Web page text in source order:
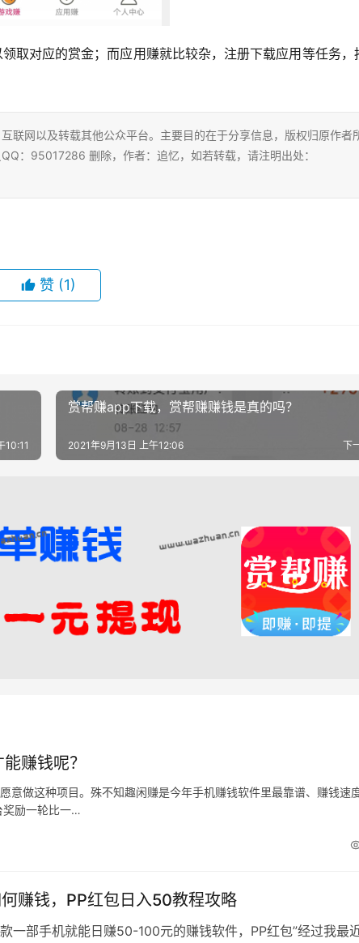
取对应的赏金；而应用赚就比较杂，注册下载应用等任务，
联网以及转载其他公众平台。主要目的在于分享信息，版权归原作者
：95017286 删除，作者：追忆，如若转载，请注明出处：
赞 (1)
10:11
赏帮赚app下载，赏帮赚赚钱是真的吗？
下
2021年9月13日 上午12:06
赚钱呢？
意做这种项目。殊不知趣闲赚是今年手机赚钱软件里最靠谱、赚钱速
奖励一轮比一…
赚钱，PP红包日入50教程攻略
一部手机就能日赚50-100元的赚钱软件，PP红包”经过我最